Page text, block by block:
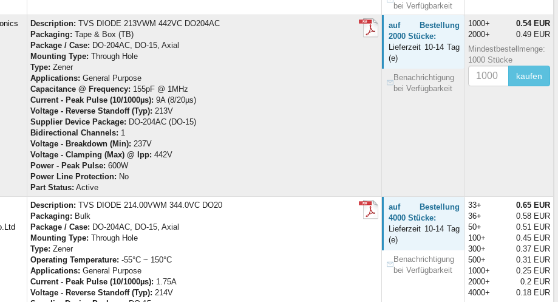
bei Verfügbarkeit
Description: TVS DIODE 213VWM 442VC DO204AC
Packaging: Tape & Box (TB)
Package / Case: DO-204AC, DO-15, Axial
Mounting Type: Through Hole
Type: Zener
Applications: General Purpose
Capacitance @ Frequency: 155pF @ 1MHz
Current - Peak Pulse (10/1000µs): 9A (8/20µs)
Voltage - Reverse Standoff (Typ): 213V
Supplier Device Package: DO-204AC (DO-15)
Bidirectional Channels: 1
Voltage - Breakdown (Min): 237V
Voltage - Clamping (Max) @ Ipp: 442V
Power - Peak Pulse: 600W
Power Line Protection: No
Part Status: Active
auf Bestellung
2000 Stücke:
Lieferzeit 10-14 Tag
(e)
Benachrichtigung
bei Verfügbarkeit
1000+
0.54 EUR
2000+
0.49 EUR
Mindestbestellmenge:
1000 Stücke
kaufen
Description: TVS DIODE 214.00VWM 344.0VC DO20
Packaging: Bulk
Package / Case: DO-204AC, DO-15, Axial
Mounting Type: Through Hole
Type: Zener
Operating Temperature: -55°C ~ 150°C
Applications: General Purpose
Current - Peak Pulse (10/1000µs): 1.75A
Voltage - Reverse Standoff (Typ): 214V
auf Bestellung
4000 Stücke:
Lieferzeit 10-14 Tag
(e)
Benachrichtigung
bei Verfügbarkeit
33+
0.65 EUR
36+
0.58 EUR
50+
0.51 EUR
100+
0.45 EUR
300+
0.37 EUR
500+
0.31 EUR
1000+
0.25 EUR
2000+
0.2 EUR
4000+
0.18 EUR